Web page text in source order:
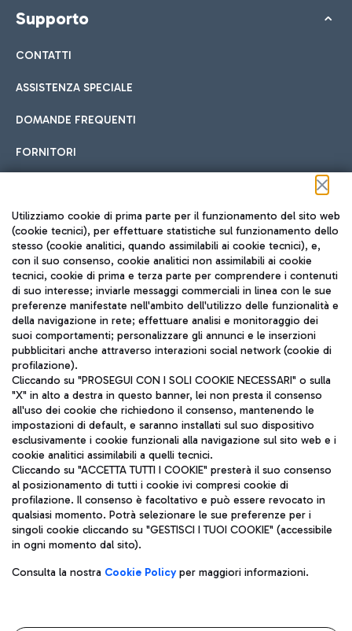
Supporto
CONTATTI
ASSISTENZA SPECIALE
DOMANDE FREQUENTI
FORNITORI
Seguici sui social
TRAVEL JOURNAL
ITA
Aeroporti di Roma S.p.A. - Società soggetta a direzione e
coordinamento di Mundys S.p.A.
Codice fiscale e Registro delle Imprese di Roma 13032990155 P.
IVA 06572251004
Capitale sociale 62.224.743,00 int. vers.
Sede legale: Via Pier Paolo Racchetti 1 - 00054 Fiumicino (RM)
telefono +39 06 65951
Privacy policy
Note legali
Roma FCO
Utilizziamo cookie di prima parte per il funzionamento del sito web
(cookie tecnici), per effettuare statistiche sul funzionamento dello
stesso (cookie analitici, quando assimilabili ai cookie tecnici), e,
con il suo consenso, cookie analitici non assimilabili ai cookie
tecnici, cookie di prima e terza parte per comprendere i contenuti
di suo interesse; inviarle messaggi commerciali in linea con le sue
preferenze manifestate nell'ambito dell'utilizzo delle funzionalità e
della navigazione in rete; effettuare analisi e monitoraggio dei
suoi comportamenti; personalizzare gli annunci e le inserzioni
pubblicitari anche attraverso interazioni social network (cookie di
profilazione).
Cliccando su "PROSEGUI CON I SOLI COOKIE NECESSARI" o sulla
"X" in alto a destra in questo banner, lei non presta il consenso
all'uso dei cookie che richiedono il consenso, mantenendo le
impostazioni di default, e saranno installati sul suo dispositivo
esclusivamente i cookie funzionali alla navigazione sul sito web e i
cookie analitici assimilabili a quelli tecnici.
Cliccando su "ACCETTA TUTTI I COOKIE" presterà il suo consenso
al posizionamento di tutti i cookie ivi compresi cookie di
profilazione. Il consenso è facoltativo e può essere revocato in
qualsiasi momento. Potrà selezionare le sue preferenze per i
singoli cookie cliccando su "GESTISCI I TUOI COOKIE" (accessibile
in ogni momento dal sito).
Consulta la nostra Cookie Policyper maggiori informazioni.